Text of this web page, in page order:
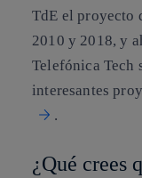
TdE el proyecto
2010 y 2018, y
Telefónica Tech
interesantes
.
¿Qué crees